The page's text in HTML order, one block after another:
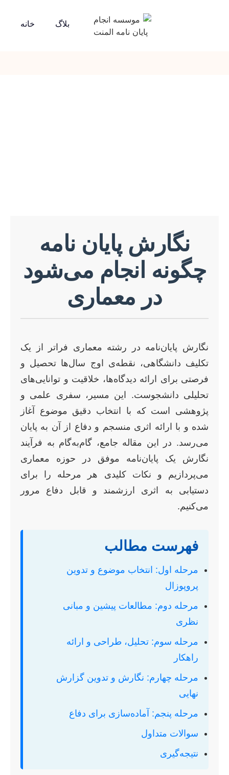
خانه بلاگ
نگارش پایان نامه
چگونه انجام می‌شود
در معماری
نگارش پایان‌نامه در رشته معماری فراتر از یک
تکلیف دانشگاهی، نقطه‌ی اوج سال‌ها تحصیل و
فرصتی برای ارائه دیدگاه‌ها، خلاقیت و توانایی‌های
تحلیلی دانشجوست. این مسیر، سفری علمی و
پژوهشی است که با انتخاب دقیق موضوع آغاز
شده و با ارائه اثری منسجم و دفاع از آن به پایان
می‌رسد. در این مقاله جامع، گام‌به‌گام به فرآیند
نگارش یک پایان‌نامه موفق در حوزه معماری
می‌پردازیم و نکات کلیدی هر مرحله را برای
دستیابی به اثری ارزشمند و قابل دفاع مرور
می‌کنیم.
فهرست مطالب
مرحله اول: انتخاب موضوع و تدوین
پروپوزال
مرحله دوم: مطالعات پیشین و مبانی
نظری
مرحله سوم: تحلیل، طراحی و ارائه
راهکار
مرحله چهارم: نگارش و تدوین گزارش
نهایی
مرحله پنجم: آماده‌سازی برای دفاع
سوالات متداول
نتیجه‌گیری